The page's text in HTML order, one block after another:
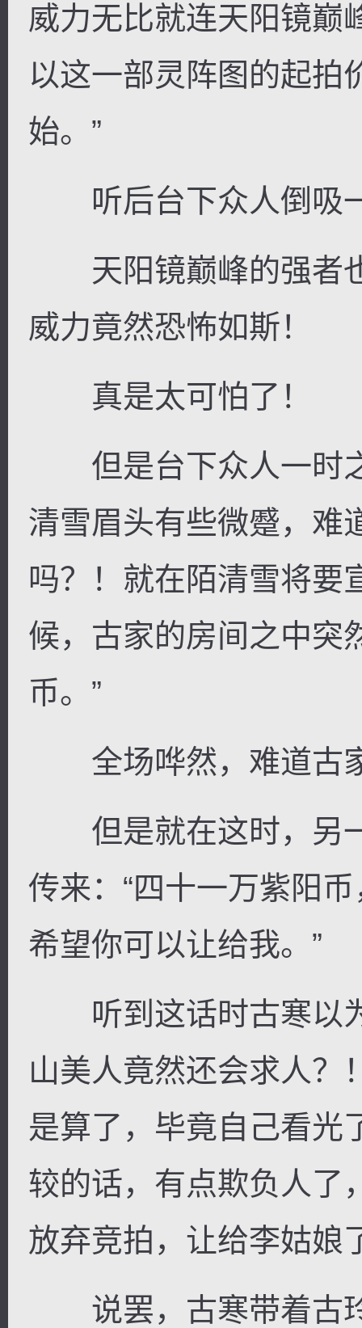
威力无比就连天阳镜巅
以这一部灵阵图的起拍
始。”
听后台下众人倒吸
天阳镜巅峰的强者
威力竟然恐怖如斯！
真是太可怕了！
但是台下众人一时
清雪眉头有些微蹙，难
吗？！就在陌清雪将要
候，古家的房间之中突
币。”
全场哗然，难道古
但是就在这时，另
传来：“四十一万紫阳
希望你可以让给我。”
听到这话时古寒以
山美人竟然还会求人？
是算了，毕竟自己看光
较的话，有点欺负人了
放弃竞拍，让给李姑娘
说罢，古寒带着古